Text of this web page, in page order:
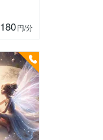
180円/分